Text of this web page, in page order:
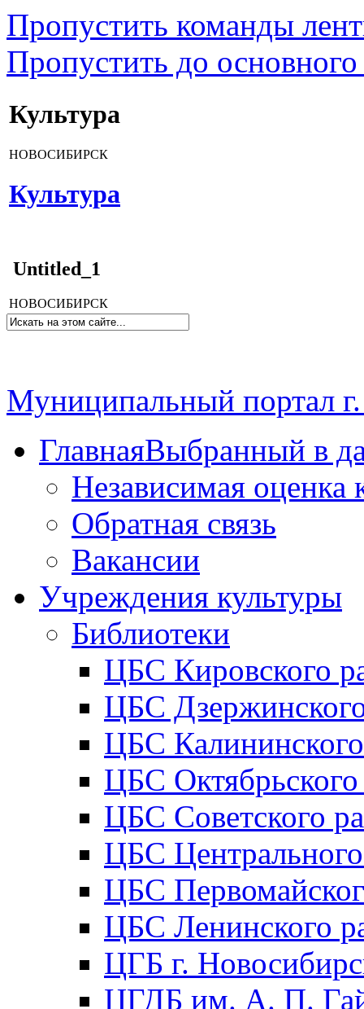
Пропустить команды
Пропустить до основного
Культура
НОВОСИБИРСК
Культура
Untitled_1
НОВОСИБИРСК
Муниципальный портал
ГлавнаяВыбранный в
Независимая оценка
Обратная связь
Вакансии
Учреждения культуры
Библиотеки
ЦБС Кировского
ЦБС
ЦБС
ЦБС
ЦБС Советского
ЦБС
ЦБС
ЦБС Ленинского
ЦГБ г.
ЦГДБ им. А. П.